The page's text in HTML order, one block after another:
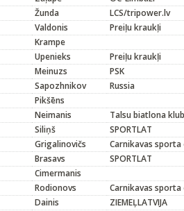
Žunda
LCS/tripower.lv
Valdonis
Preiļu kraukļi
Krampe
Upenieks
Preiļu kraukļi
Meinuzs
PSK
Sapozhnikov
Russia
Pikšēns
Neimanis
Talsu biatlona
Siliņš
SPORTLAT
Grigalinovičs
Carnikavas sporta
Brasavs
SPORTLAT
Cimermanis
Rodionovs
Carnikavas sporta
Dainis
ZIEMEĻLATVIJA